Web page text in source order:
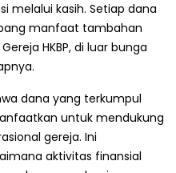
melalui kasih. Setiap dana
manfaat tambahan
HKBP, di luar bunga
dana yang terkumpul
untuk mendukung
gereja. Ini
aktivitas finansial